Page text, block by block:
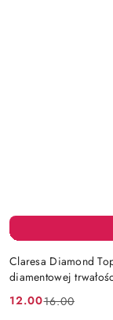
Claresa Diamond
diamentowej
Cena
12.00
Cena
16.00